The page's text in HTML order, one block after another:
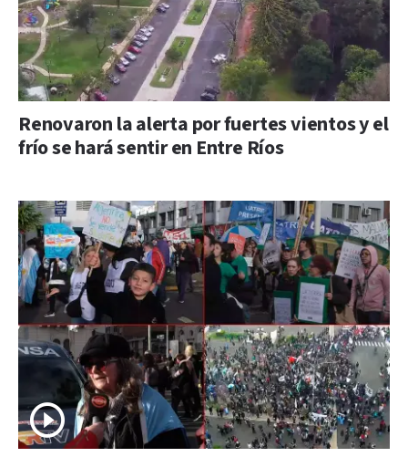
Renovaron la alerta por fuertes vientos y el
frío se hará sentir en Entre Ríos